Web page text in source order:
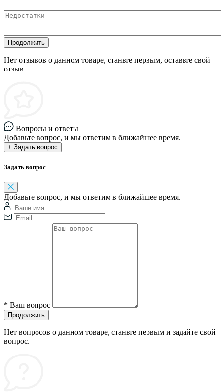
Продолжить
Нет отзывов о данном товаре, станьте первым, оставьте свой
отзыв.
Вопросы и ответы
Добавьте вопрос, и мы ответим в ближайшее время.
+ Задать вопрос
Задать вопрос
Добавьте вопрос, и мы ответим в ближайшее время.
* Ваш вопрос
Продолжить
Нет вопросов о данном товаре, станьте первым и задайте свой
вопрос.